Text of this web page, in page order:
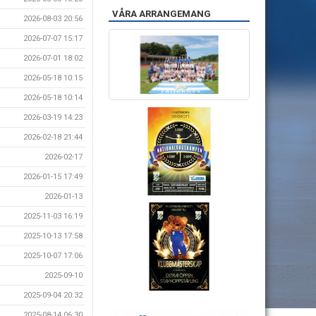
2026-08-03 20:56
2026-07-07 15:17
2026-07-01 18:02
2026-05-18 10:15
2026-05-18 10:14
2026-03-19 14:23
2026-02-18 21:44
2026-02-17
2026-01-15 17:49
2026-01-13
2025-11-03 16:19
2025-10-13 17:58
2025-10-07 17:06
2025-09-10
2025-09-04 20:32
VÅRA ARRANGEMANG